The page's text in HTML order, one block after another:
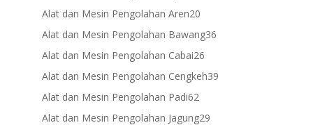
products
Alat dan Mesin Pengolahan Aren2020
products
Alat dan Mesin Pengolahan Bawang3636
Alat dan Mesin Pengolahan Cabai2626
products
Alat dan Mesin Pengolahan Cengkeh3939
Alat dan Mesin Pengolahan Padi6262
products
Alat dan Mesin Pengolahan Jagung2929